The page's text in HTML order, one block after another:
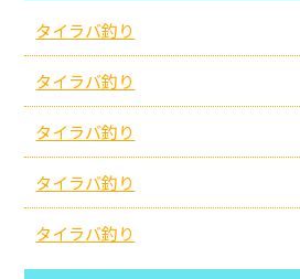
タイラバ釣り
タイラバ釣り
タイラバ釣り
タイラバ釣り
タイラバ釣り